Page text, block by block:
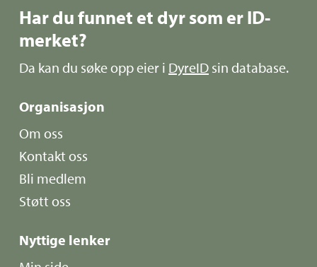
Har du funnet et dyr som er ID-
merket?
Da kan du søke opp eier i DyreID sin database.
Organisasjon
Om oss
Kontakt oss
Bli medlem
Støtt oss
Nyttige lenker